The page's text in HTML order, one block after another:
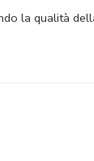
la qualità